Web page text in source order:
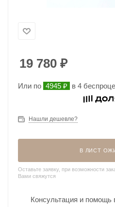
19 780 ₽
Или по 4945 ₽ в 4
Нашли дешевле?
В ЛИСТ
Оставьте заявку, при возможности
Вами свяжутся
Консультация и помощь